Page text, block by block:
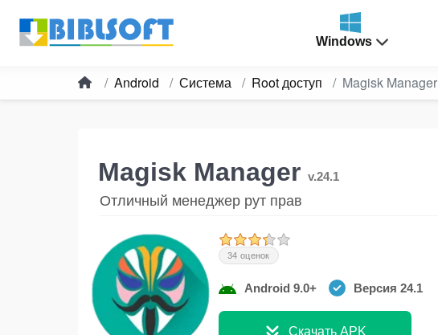
Windows
Android Система Root доступ Magisk Manager
Magisk Manager v.24.1
Отличный менеджер рут прав
34 оценок
Android 9.0+ Версия 24.1
Скачать APK